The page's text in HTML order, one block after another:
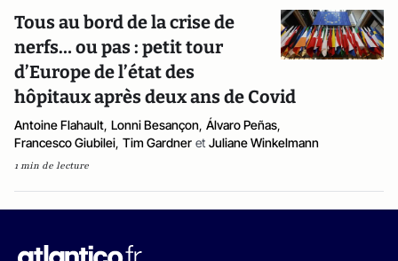
Tous au bord de la crise de
nerfs… ou pas : petit tour
d’Europe de l’état des
hôpitaux après deux ans de Covid
Antoine Flahault, Lonni Besançon, Álvaro Peñas,
Francesco Giubilei, Tim Gardner et Juliane Winkelmann
1 min de lecture